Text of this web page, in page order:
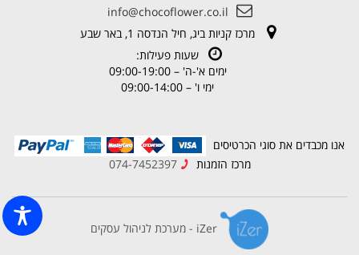
info@chocoflower.co.il
מרכז קניות ביג, חיל הנדסה 1, באר שבע
שעות פעילות:
ימים א'-ה' – 09:00-19:00
ימי ו' – 09:00-14:00
אנו מכבדים את סוגי הכרטיסים
מרכז הזמנות
074-7452397
iZer - מערכת לניהול עסקים